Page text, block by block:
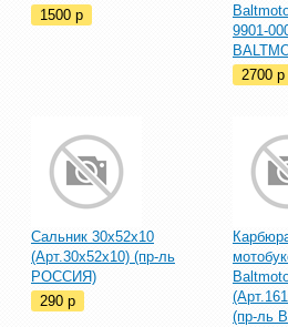
1500 p
9901-
2700 p
Сальник 30x52x10
(Арт.30x52x10) (пр-ль
РОССИЯ)
290 p
(пр-ль